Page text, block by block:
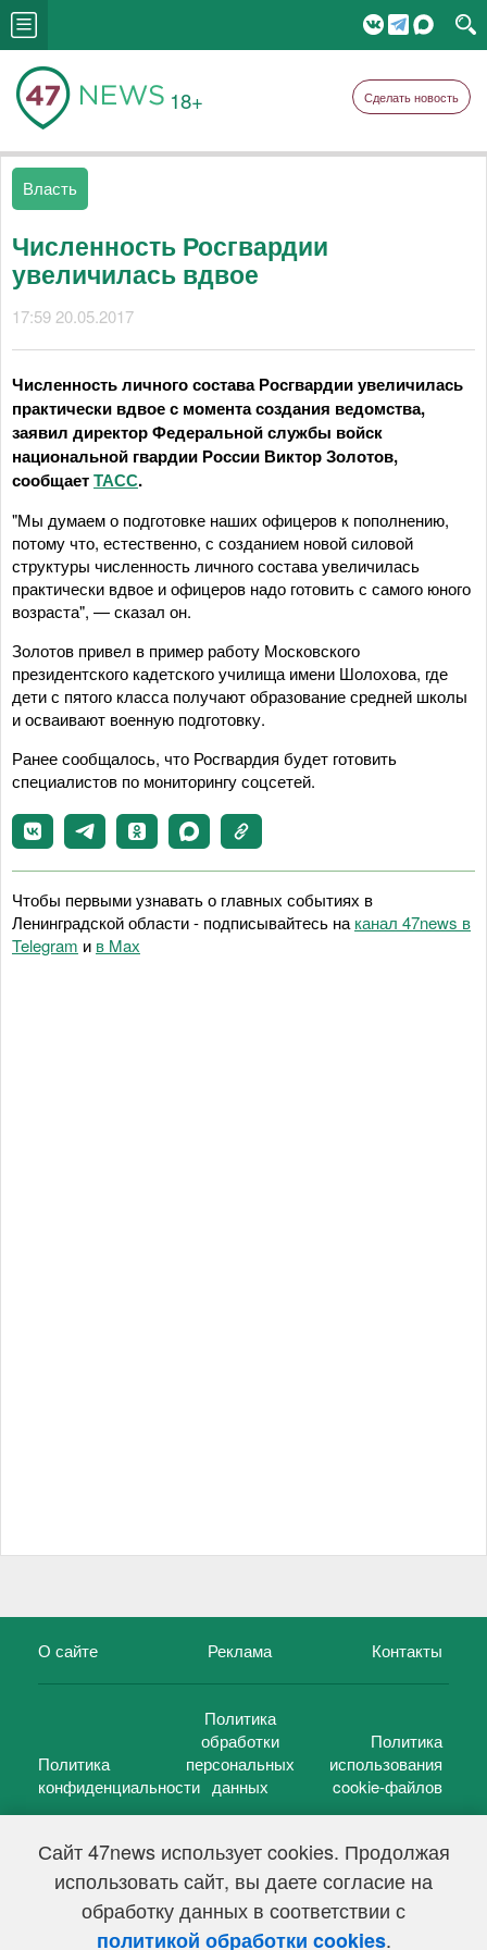
Сайт 47news использует cookies. Продолжая
использовать сайт, вы даете согласие на
обработку данных в соответствии с
политикой обработки cookies.
18+ Сделать новость
Власть
Численность Росгвардии
увеличилась вдвое
17:59 20.05.2017
Численность личного состава Росгвардии увеличилась
практически вдвое с момента создания ведомства,
заявил директор Федеральной службы войск
национальной гвардии России Виктор Золотов,
сообщаетТАСС.
"Мы думаем о подготовке наших офицеров к пополнению,
потому что, естественно, с созданием новой силовой
структуры численность личного состава увеличилась
практически вдвое и офицеров надо готовить с самого юного
возраста", — сказал он.
Золотов привел в пример работу Московского
президентского кадетского училища имени Шолохова, где
дети с пятого класса получают образование средней школы
и осваивают военную подготовку.
Ранее сообщалось, что Росгвардия будет готовить
специалистов по мониторингу соцсетей.
Чтобы первыми узнавать о главных событиях в
Ленинградской области - подписывайтесь на канал 47news в
Telegram и в Maх
О сайте Реклама Контакты
Политика
конфиденциальности
Политика
обработки
персональных
данных
Политика
использования
cookie-файлов
47 новостей (47 news)2005 — 2026 г.
Свидетельство о регистрации СМИ Эл № ФС 77-39848, выдано
Федеральной службой по надзору в сфере связи,